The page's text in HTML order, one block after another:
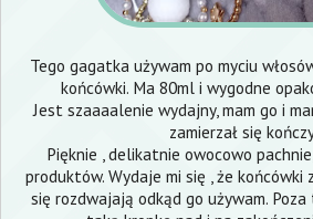
Tego gagatka używam po myciu
końcówki. Ma 80ml i wygodne
Jest szaaaalenie wydajny, mam go i
zamierzał się
Pięknie , delikatnie owocowo
produktów. Wydaje mi się , że końcówki
się rozdwajają odkąd go używam.